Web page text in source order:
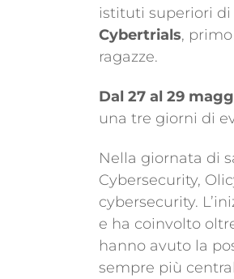
istituti superiori di
Cybertrials,
ragazze.
Dal 27 al 29
una tre giorni di
Nella giornata di
Cybersecurity,
cybersecurity.
e ha coinvolto
hanno avuto la
sempre più